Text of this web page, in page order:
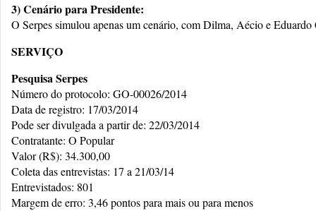
3) Cenário para Presidente:
O Serpes simulou apenas um cenário, com Dilma, Aécio e Eduardo
SERVIÇO
Pesquisa Serpes
Número do protocolo: GO-00026/2014
Data de registro: 17/03/2014
Pode ser divulgada a partir de: 22/03/2014
Contratante: O Popular
Valor (R$): 34.300,00
Coleta das entrevistas: 17 a 21/03/14
Entrevistados: 801
Margem de erro: 3,46 pontos para mais ou para menos